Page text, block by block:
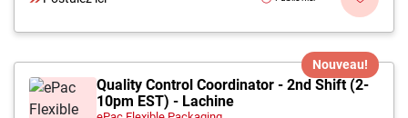
Nouveau!
Quality Control Coordinator - 2nd Shift (2-
10pm EST) - Lachine